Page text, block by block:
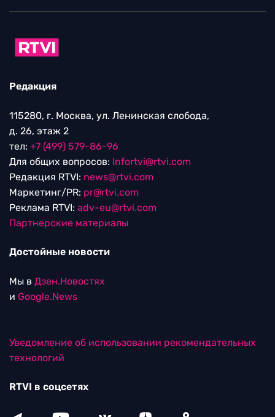
Редакция
115280, г. Москва, ул. Ленинская слобода,
д. 26, этаж 2
тел: +7 (499) 579-86-96
Для общих вопросов: Infortvi@rtvi.com
Редакция RTVI: news@rtvi.com
Маркетинг/PR: pr@rtvi.com
Реклама RTVI: adv-eu@rtvi.com
Партнерские материалы
Достойные новости
Мы в Дзен.Новостях
и Google.News
Уведомление об использовании рекомендательных
технологий
RTVI в соцсетях